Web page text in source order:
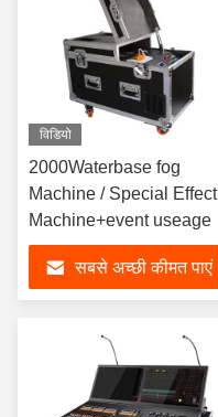
विडियो
2000Waterbase fog
Machine / Special Effect
Machine+event useage
सबसे अच्छी कीमत पाएं